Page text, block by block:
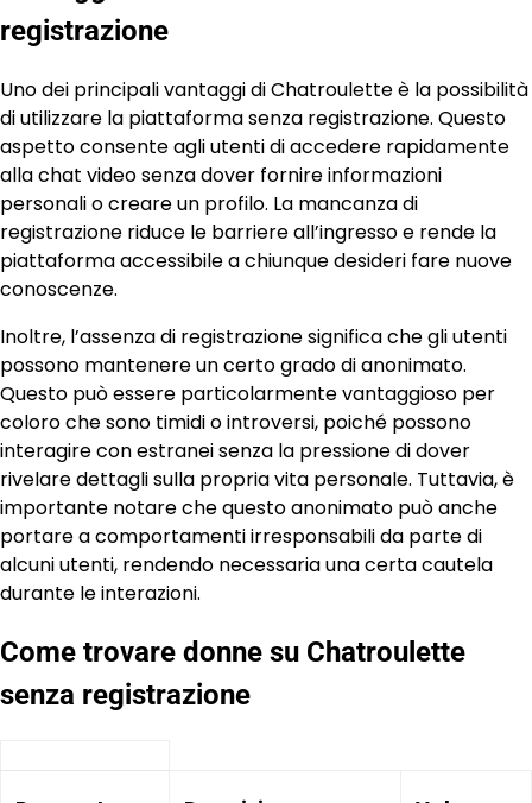
registrazione
Uno dei principali vantaggi di Chatroulette è la possibilità
di utilizzare la piattaforma senza registrazione. Questo
aspetto consente agli utenti di accedere rapidamente
alla chat video senza dover fornire informazioni
personali o creare un profilo. La mancanza di
registrazione riduce le barriere all’ingresso e rende la
piattaforma accessibile a chiunque desideri fare nuove
conoscenze.
Inoltre, l’assenza di registrazione significa che gli utenti
possono mantenere un certo grado di anonimato.
Questo può essere particolarmente vantaggioso per
coloro che sono timidi o introversi, poiché possono
interagire con estranei senza la pressione di dover
rivelare dettagli sulla propria vita personale. Tuttavia, è
importante notare che questo anonimato può anche
portare a comportamenti irresponsabili da parte di
alcuni utenti, rendendo necessaria una certa cautela
durante le interazioni.
Come trovare donne su Chatroulette
senza registrazione